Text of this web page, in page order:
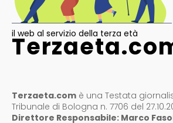
il web al servizio della terza età
Terzaeta.com è una Testata
Tribunale di Bologna n. 7706 del
Direttore Responsabile: Marco